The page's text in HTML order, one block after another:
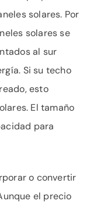
solares. Por
solares se
al sur
Si su techo
esto
El tamaño
para
o convertir
el precio